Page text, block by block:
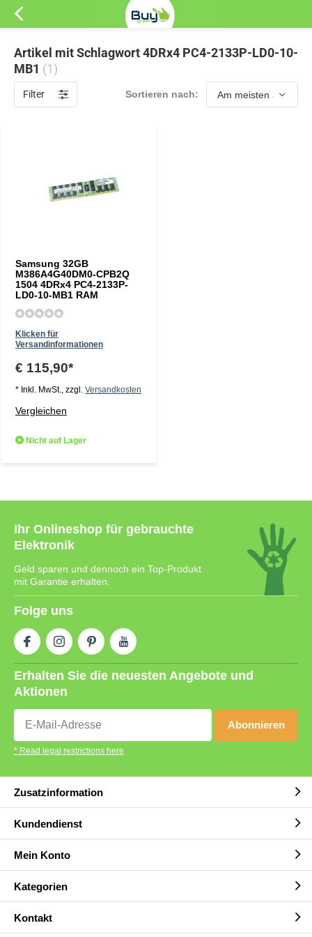
Artikel mit Schlagwort 4DRx4 PC4-2133P-LD0-10-
MB1 (1)
Filter Sortieren nach:
Samsung 32GB
M386A4G40DM0-CPB2Q
1504 4DRx4 PC4-2133P-
LD0-10-MB1 RAM
Klicken für
Versandinformationen
€ 115,90*
* Inkl. MwSt., zzgl. Versandkosten
Vergleichen
Nicht auf Lager
Ihr Onlineshop für gebrauchte
Elektronik
Geld sparen und dennoch ein Top-Produkt
mit Garantie erhalten.
Folge uns
Erhalten Sie die neuesten Angebote und
Aktionen
Abonnieren
* Read legal restrictions here
Zusatzinformation
Kundendienst
Mein Konto
Kategorien
Kontakt